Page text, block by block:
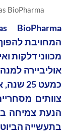
BioPharma
המחויבת
מכווני דלקות
אוליביירה
כמעט
צוותים
הנעת צמיחה
בתעשייה